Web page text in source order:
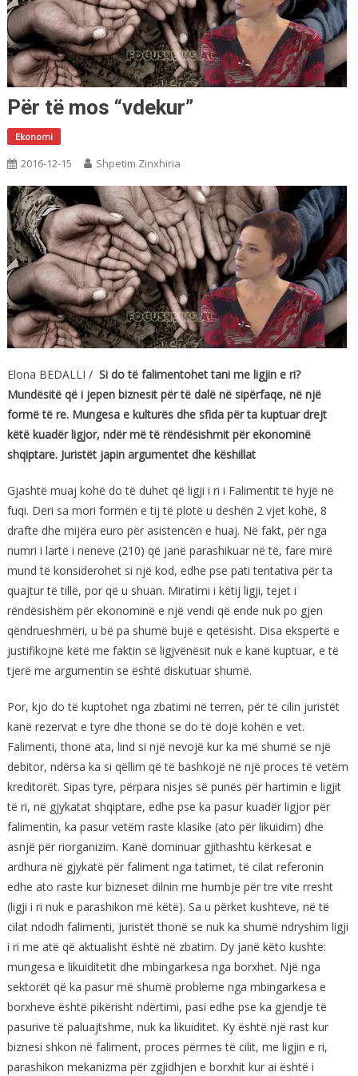
Për të mos “vdekur”
Ekonomi
2016-12-15 Shpetim Zinxhiria
Elona BEDALLI / Si do të falimentohet tani me ligjin e ri?
Mundësitë që i jepen biznesit për të dalë në sipërfaqe, në një
formë të re. Mungesa e kulturës dhe sfida për ta kuptuar drejt
këtë kuadër ligjor, ndër më të rëndësishmit për ekonominë
shqiptare. Juristët japin argumentet dhe këshillat
Gjashtë muaj kohë do të duhet që ligji i ri i Falimentit të hyjë në
fuqi. Deri sa mori formën e tij të plotë u deshën 2 vjet kohë, 8
drafte dhe mijëra euro për asistencën e huaj. Në fakt, për nga
numri i lartë i neneve (210) që janë parashikuar në të, fare mirë
mund të konsiderohet si një kod, edhe pse pati tentativa për ta
quajtur të tillë, por që u shuan. Miratimi i këtij ligji, tejet i
rëndësishëm për ekonominë e një vendi që ende nuk po gjen
qëndrueshmëri, u bë pa shumë bujë e qetësisht. Disa ekspertë e
justifikojnë këtë me faktin së ligjvënësit nuk e kanë kuptuar, e të
tjerë me argumentin se është diskutuar shumë.
Por, kjo do të kuptohet nga zbatimi në terren, për të cilin juristët
kanë rezervat e tyre dhe thonë se do të dojë kohën e vet.
Falimenti, thonë ata, lind si një nevojë kur ka më shumë se një
debitor, ndërsa ka si qëllim që të bashkojë në një proces të vetëm
kreditorët. Sipas tyre, përpara nisjes së punës për hartimin e ligjit
të ri, në gjykatat shqiptare, edhe pse ka pasur kuadër ligjor për
falimentin, ka pasur vetëm raste klasike (ato për likuidim) dhe
asnjë për riorganizim. Kanë dominuar gjithashtu kërkesat e
ardhura në gjykatë për faliment nga tatimet, të cilat referonin
edhe ato raste kur bizneset dilnin me humbje për tre vite rresht
(ligji i ri nuk e parashikon më këtë). Sa u përket kushteve, në të
cilat ndodh falimenti, juristët thonë se nuk ka shumë ndryshim ligji
i ri me atë që aktualisht është në zbatim. Dy janë këto kushte:
mungesa e likuiditetit dhe mbingarkesa nga borxhet. Një nga
sektorët që ka pasur më shumë probleme nga mbingarkesa e
borxheve është pikërisht ndërtimi, pasi edhe pse ka gjendje të
pasurive të paluajtshme, nuk ka likuiditet. Ky është një rast kur
biznesi shkon në faliment, proces përmes të cilit, me ligjin e ri,
parashikon mekanizma për zgjidhjen e borxhit kur ai është i